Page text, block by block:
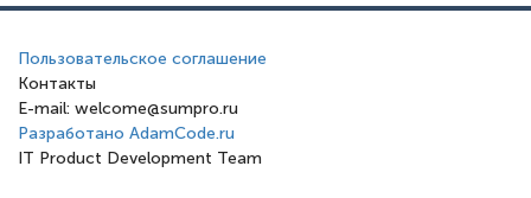
Пользовательское соглашение
Контакты
E-mail: welcome@sumpro.ru
Разработано AdamCode.ru
IT Product Development Team